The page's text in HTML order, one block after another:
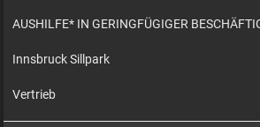
AUSHILFE* IN GERINGFÜGIGER
Innsbruck Sillpark
Vertrieb